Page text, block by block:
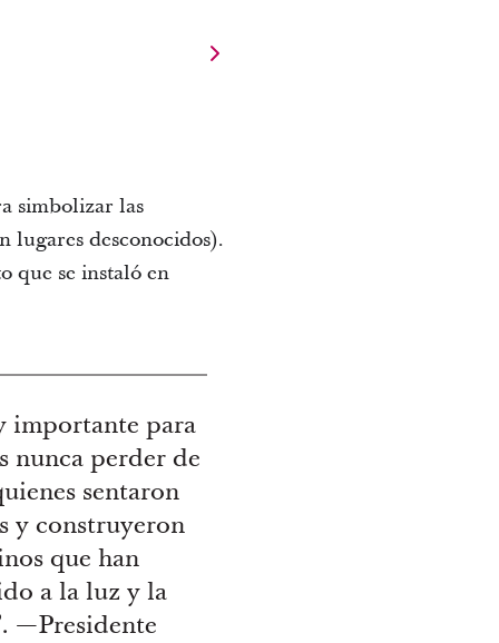
simbolizar las
lugares desconocidos).
que se instaló en
importante para
nunca perder de
sentaron
y construyeron
que han
a la luz y la
—Presidente